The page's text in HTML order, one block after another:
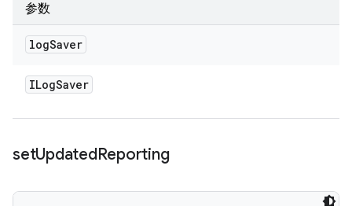
参数
logSaver
ILogSaver
setUpdatedReporting